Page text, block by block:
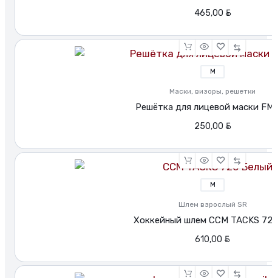
465,00 BYN
M
Маски, визоры, решетки
Решётка для лицевой маски
250,00 BYN
M
Шлем взрослый SR
Хоккейный шлем CCM TACKS
610,00 BYN